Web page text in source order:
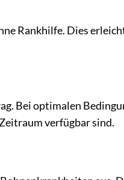
Rankhilfe. Dies
Bei optimalen
verfügbar sind.